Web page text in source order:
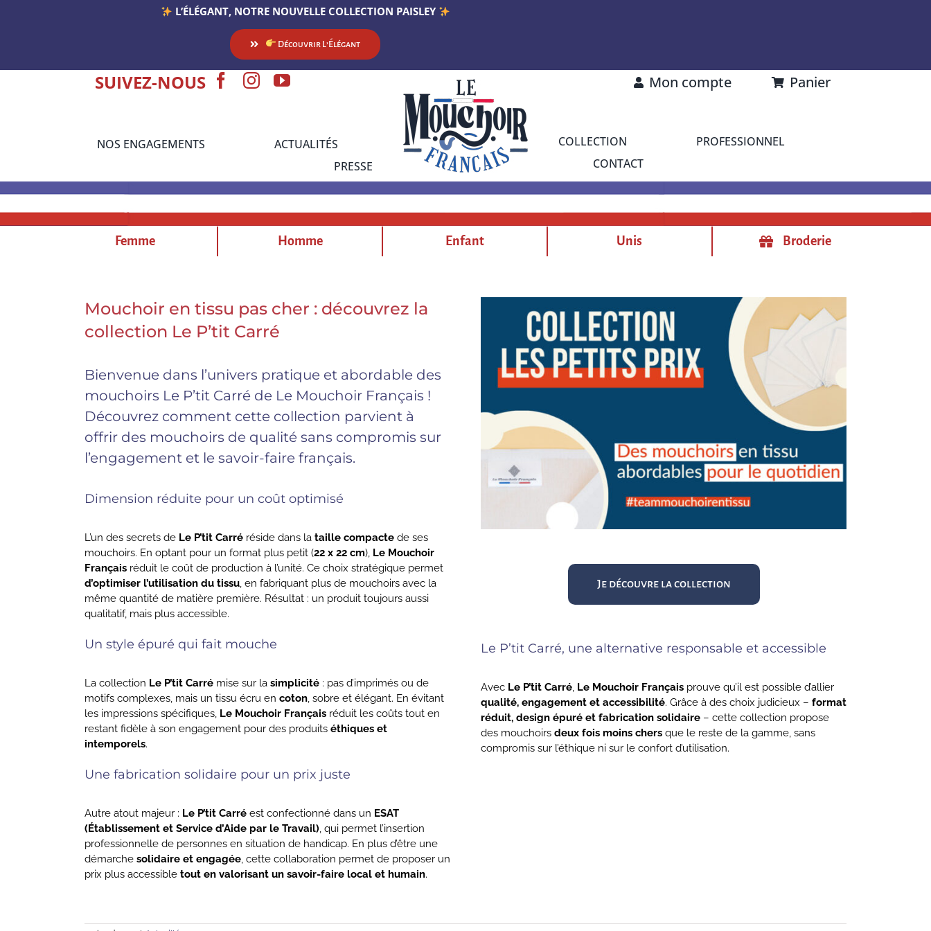
L’ÉLÉGANT, NOTRE NOUVELLE COLLECTION PAISLEY
Découvrir L’Élégant
SUIVEZ-NOUS
NOS ENGAGEMENTS
ACTUALITÉS
PRESSE
Mon compte Panier
COLLECTION
PROFESSIONNEL
CONTACT
Femme Homme Enfant Unis Broderie
Mouchoir en tissu pas cher : découvrez la
collection Le P’tit Carré
Bienvenue dans l’univers pratique et abordable des
mouchoirs Le P’tit Carré de Le Mouchoir Français !
Découvrez comment cette collection parvient à
offrir des mouchoirs de qualité sans compromis sur
l’engagement et le savoir-faire français.
Dimension réduite pour un coût optimisé
L’un des secrets de Le P’tit Carréréside dans la taille compactede ses
mouchoirs. En optant pour un format plus petit (22 x 22 cm), Le Mouchoir
Françaisréduit le coût de production à l’unité. Ce choix stratégique permet
d’optimiser l’utilisation du tissu, en fabriquant plus de mouchoirs avec la
même quantité de matière première. Résultat : un produit toujours aussi
qualitatif, mais plus accessible.
Un style épuré qui fait mouche
La collection Le P’tit Carrémise sur la simplicité: pas d’imprimés ou de
motifs complexes, mais un tissu écru en coton, sobre et élégant. En évitant
les impressions spécifiques, Le Mouchoir Françaisréduit les coûts tout en
restant fidèle à son engagement pour des produits éthiques et
intemporels.
Une fabrication solidaire pour un prix juste
Autre atout majeur : Le P’tit Carréest confectionné dans un ESAT
(Établissement et Service d’Aide par le Travail), qui permet l’insertion
professionnelle de personnes en situation de handicap. En plus d’être une
démarche solidaire et engagée, cette collaboration permet de proposer un
prix plus accessible tout en valorisant un savoir-faire local et humain.
Je découvre la collection
Le P’tit Carré, une alternative responsable et accessible
Avec Le P’tit Carré, Le Mouchoir Françaisprouve qu’il est possible d’allier
qualité, engagement et accessibilité. Grâce à des choix judicieux – format
réduit, design épuré et fabrication solidaire– cette collection propose
des mouchoirs deux fois moins chersque le reste de la gamme, sans
compromis sur l’éthique ni sur le confort d’utilisation.
Vous nous quittez déjà?
Profitez de
dessous